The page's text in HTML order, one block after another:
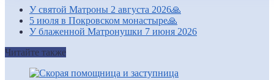
У святой Матроны 2 августа 2026🙏
5 июля в Покровском монастыре🙏
У блаженной Матронушки 7 июня 2026
Читайте также